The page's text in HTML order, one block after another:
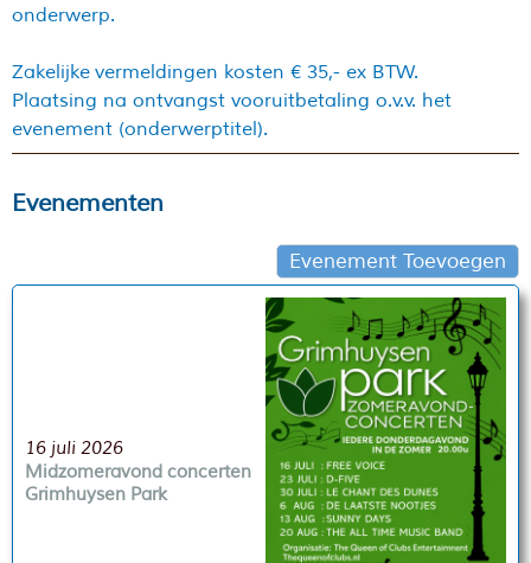
onderwerp.
Zakelijke vermeldingen kosten € 35,- ex BTW.
Plaatsing na ontvangst vooruitbetaling o.v.v. het
evenement (onderwerptitel).
Evenementen
Evenement Toevoegen
16 juli 2026
Midzomeravond concerten
Grimhuysen Park